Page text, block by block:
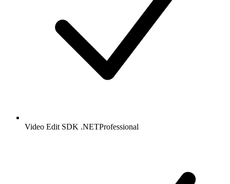
Video Edit SDK .NETProfessional